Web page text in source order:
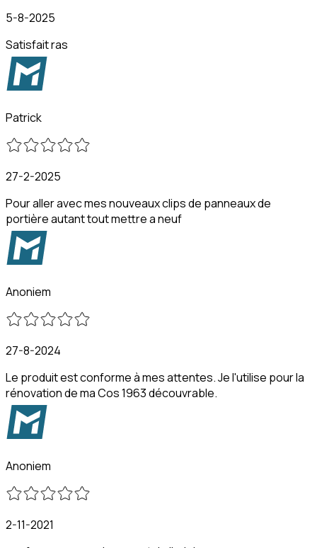
5-8-2025
Satisfait ras
Patrick
27-2-2025
Pour aller avec mes nouveaux clips de panneaux de
portière autant tout mettre a neuf
Anoniem
27-8-2024
Le produit est conforme à mes attentes. Je l'utilise pour la
rénovation de ma Cos 1963 découvrable.
Anoniem
2-11-2021